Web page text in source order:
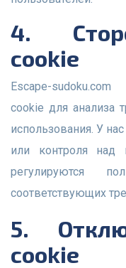
4. Сторонние файлы
cookie
Escape-sudoku.com использует сторонние файлы
cookie для анализа
использования. У
или контроля над
регулируются
соответствующих
5. Отключение файлов
cookie